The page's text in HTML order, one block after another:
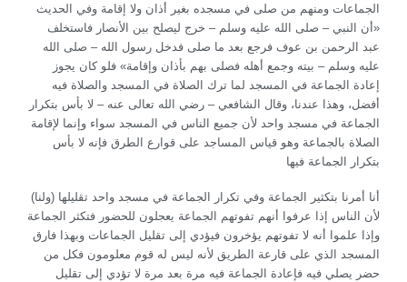
الجماعات ومنهم من صلى في مسجده بغير أذان ولا إقامة وفي الحديث
«أن النبي – صلى الله عليه وسلم – خرج ليصلح بين الأنصار فاستخلف
عبد الرحمن بن عوف فرجع بعد ما صلى فدخل رسول الله – صلى الله
عليه وسلم – بيته وجمع أهله فصلى بهم بأذان وإقامة» فلو كان يجوز
إعادة الجماعة في المسجد لما ترك الصلاة في المسجد والصلاة فيه
أفضل، وهذا عندنا، وقال الشافعي – رضي الله تعالى عنه – لا بأس بتكرار
الجماعة في مسجد واحد لأن جميع الناس في المسجد سواء وإنما لإقامة
الصلاة بالجماعة وهو قياس المساجد على قوارع الطرق فإنه لا بأس
بتكرار الجماعة فيها
(ولنا) أنا أمرنا بتكثير الجماعة وفي تكرار الجماعة في مسجد واحد تقليلها
لأن الناس إذا عرفوا أنهم تفوتهم الجماعة يعجلون للحضور فتكثر الجماعة
وإذا علموا أنه لا تفوتهم يؤخرون فيؤدي إلى تقليل الجماعات وبهذا فارق
المسجد الذي على قارعة الطريق لأنه ليس له قوم معلومون فكل من
حضر يصلي فيه فإعادة الجماعة فيه مرة بعد مرة لا تؤدي إلى تقليل